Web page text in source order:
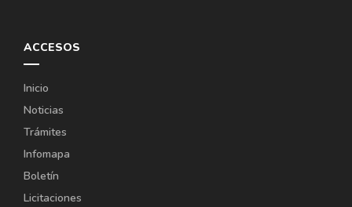
ACCESOS
Inicio
Noticias
Trámites
Infomapa
Boletín
Licitaciones